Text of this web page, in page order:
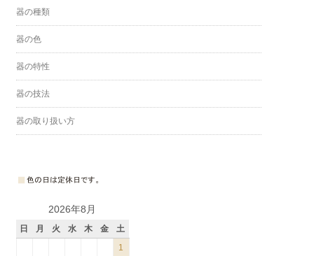
器の種類
器の色
器の特性
器の技法
器の取り扱い方
2026年8月
日 月 火 水 木 金
土
1